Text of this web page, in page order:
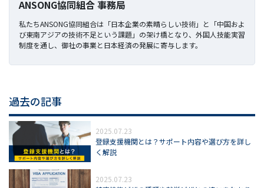
ANSONG協同組合 事務局
私たちANSONG協同組合は「日本企業の素晴らしい技術」と「中国およ
び東南アジアの技術不足という課題」の架け橋となり、外国人技能実習
制度を通し、御社の事業と日本経済の発展に寄与します。
過去の記事
2025.07.23
登録支援機関とは？サポート内容や選び方を詳し
く解説
2025.07.23